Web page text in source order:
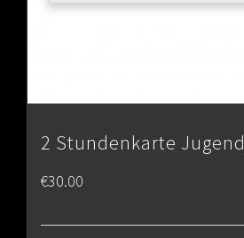
2 Stundenkarte Jugend
€30.00